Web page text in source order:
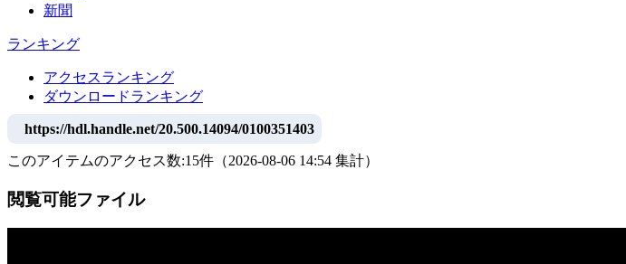
新聞
ランキング
アクセスランキング
ダウンロードランキング
https://hdl.handle.net/20.500.14094/0100351403
このアイテムのアクセス数:15件 （2026-08-06 14:54 集計）
閲覧可能ファイル